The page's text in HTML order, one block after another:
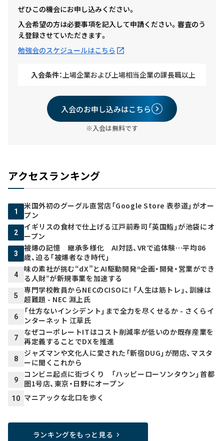
ぜひこの機会にお申し込みください。
入会希望の方は必要事項を記入して申請ください。審査のう
え登録させていただきます。
勉強会のスケジュールはこちら
入会条件：上場企業および上場相当企業の課長職以上
入会のお申し込みはこちら
※入会は無料です
アクセスランキング
1
米国外初のグーグル直営店「Google Store 表参道」がオー
プン
2
イギリスの食材で仕上げる江戸前寿司「英国鮨」が池袋にオ
ープン
3
被爆の記憶 継承多様化 AI対話、VRで追体験…平均86
歳、迫る「被爆者なき時代」
4
味の素社が挑む“dX”とAI駆動開発――“企画・開発・営業ができ
る人財”が新規事業を加速する
5
専門学校教員からNECのCISOに! 「人生は筋トレ」、訓練は
超難題 - NEC 淵上氏
6
「仕方ないインシデント」まで全力を尽くせるか - さくらイ
ンターネット 江草氏
7
なぜコーポレートITはコスト削減率が低いのか――既存産業を
再定義することでDXを推進
8
ジャズマンや文化人に愛された「新宿DUG」が閉店、マスタ
ーに聞くこれから
9
コンビニ起点に街づくり 「ハッピーローソンタウン」首都
圏1号店、東京・日野にオープン
10 マニアックな北口を歩く
ランキングをもっと見る